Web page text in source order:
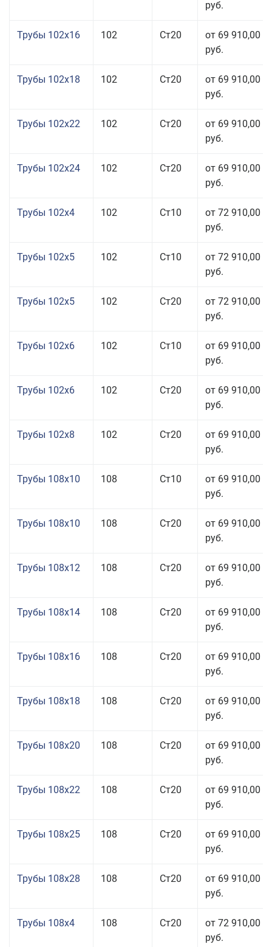
руб.
Трубы 102x16 102 Ст20
от 69 910,00
руб.
Трубы 102x18 102 Ст20
от 69 910,00
руб.
Трубы 102x22 102 Ст20
от 69 910,00
руб.
Трубы 102x24 102 Ст20
от 69 910,00
руб.
Трубы 102x4 102 Ст10
от 72 910,00
руб.
Трубы 102x5 102 Ст10
от 72 910,00
руб.
Трубы 102x5 102 Ст20
от 72 910,00
руб.
Трубы 102x6 102 Ст10
от 69 910,00
руб.
Трубы 102x6 102 Ст20
от 69 910,00
руб.
Трубы 102x8 102 Ст20
от 69 910,00
руб.
Трубы 108x10 108 Ст10
от 69 910,00
руб.
Трубы 108x10 108 Ст20
от 69 910,00
руб.
Трубы 108x12 108 Ст20
от 69 910,00
руб.
Трубы 108x14 108 Ст20
от 69 910,00
руб.
Трубы 108x16 108 Ст20
от 69 910,00
руб.
Трубы 108x18 108 Ст20
от 69 910,00
руб.
Трубы 108x20 108 Ст20
от 69 910,00
руб.
Трубы 108x22 108 Ст20
от 69 910,00
руб.
Трубы 108x25 108 Ст20
от 69 910,00
руб.
Трубы 108x28 108 Ст20
от 69 910,00
руб.
Трубы 108x4 108 Ст20
от 72 910,00
руб.